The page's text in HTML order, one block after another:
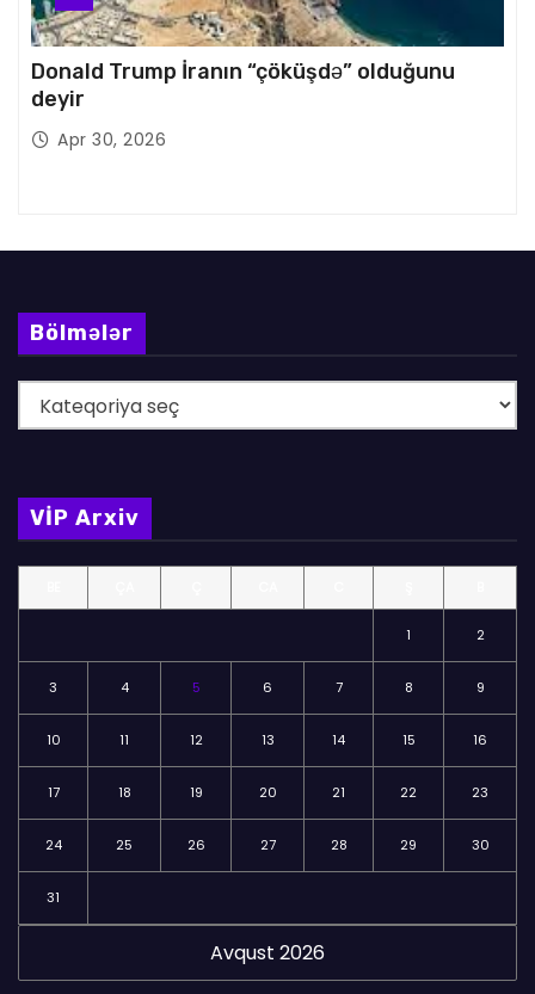
Donald Trump İranın “çöküşdə” olduğunu
deyir
Apr 30, 2026
Bölmələr
ö
m
l
VİP Arxiv
Avqust 2026
1 2
3 4 5 6 7 8 9
10 11 12 13 14 15 16
17 18 19 20 21 22 23
24 25 26 27 28 29 30
31